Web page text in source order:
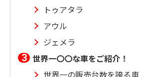
トゥアタラ
アウル
ジェメラ
世界一〇〇な車をご紹介！